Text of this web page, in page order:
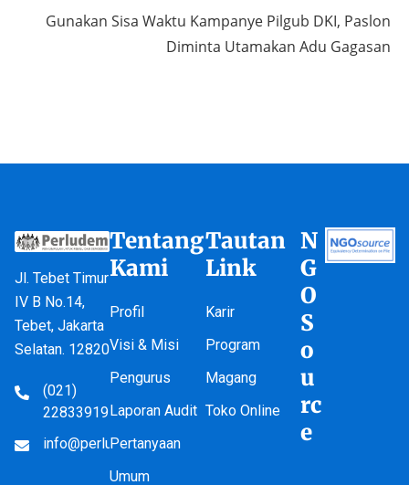
Gunakan Sisa Waktu Kampanye Pilgub DKI, Paslon
Diminta Utamakan Adu Gagasan
Jl. Tebet Timur
IV B No.14,
Tebet, Jakarta
Selatan. 12820
(021)
22833919
info@perludem.or.id
Tentang
Kami
Profil
Visi & Misi
Pengurus
Laporan Audit
Pertanyaan
Umum
Tautan
Link
Karir
Program
Magang
Toko Online
N
G
O
S
o
u
rc
e